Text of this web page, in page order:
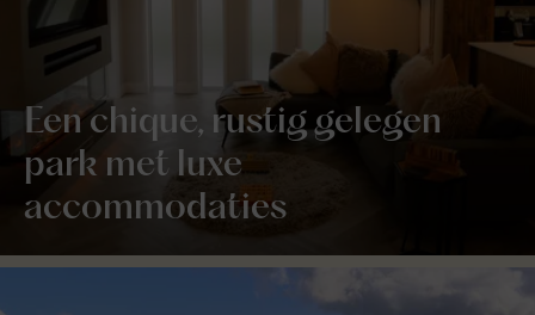
Een chique, rustig gelegen
park met luxe
accommodaties